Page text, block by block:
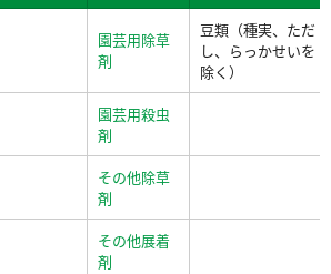
園芸用除草
剤
豆類（種実、ただ
し、らっかせいを
除く）
園芸用殺虫
剤
その他除草
剤
その他展着
剤